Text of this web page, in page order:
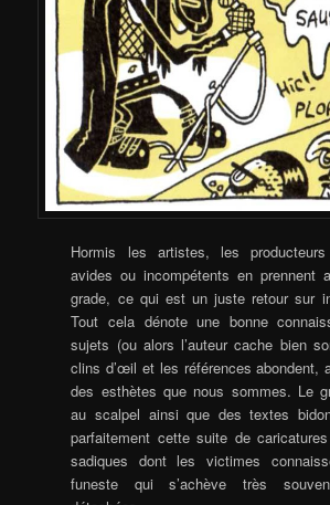
Hormis les artistes, les product
avides ou incompétents en prennent
grade, ce qui est un juste retour sur
Tout cela dénote une bonne
sujets (ou alors l’auteur cache bien
clins d’œil et les références abondent,
des esthètes que nous sommes. Le
au scalpel ainsi que des textes
parfaitement cette suite de
sadiques dont les victimes
funeste qui s’achève très